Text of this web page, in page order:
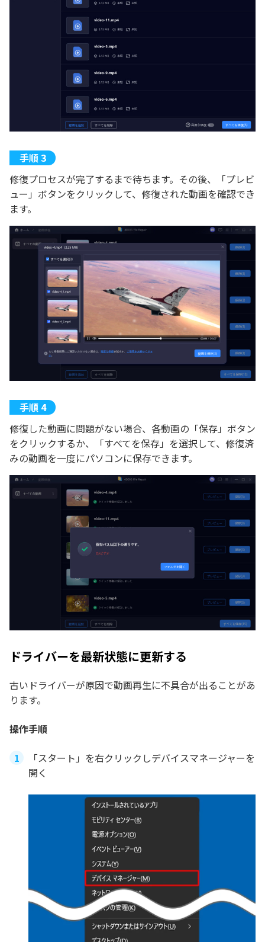
修復プロセスが完了するまで待ちます。その後、「プレビ
ュー」ボタンをクリックして、修復された動画を確認でき
ます。
修復した動画に問題がない場合、各動画の「保存」ボタン
をクリックするか、「すべてを保存」を選択して、修復済
みの動画を一度にパソコンに保存できます。
ドライバーを最新状態に更新する
古いドライバーが原因で動画再生に不具合が出ることがあ
ります。
操作手順
「スタート」を右クリックしデバイスマネージャーを
開く